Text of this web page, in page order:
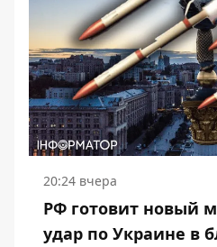
20:24 вчера
РФ готовит новый
удар по Украине в